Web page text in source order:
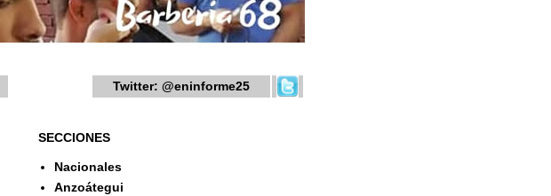
Twitter: @eninforme25
SECCIONES
Nacionales
Anzoátegui